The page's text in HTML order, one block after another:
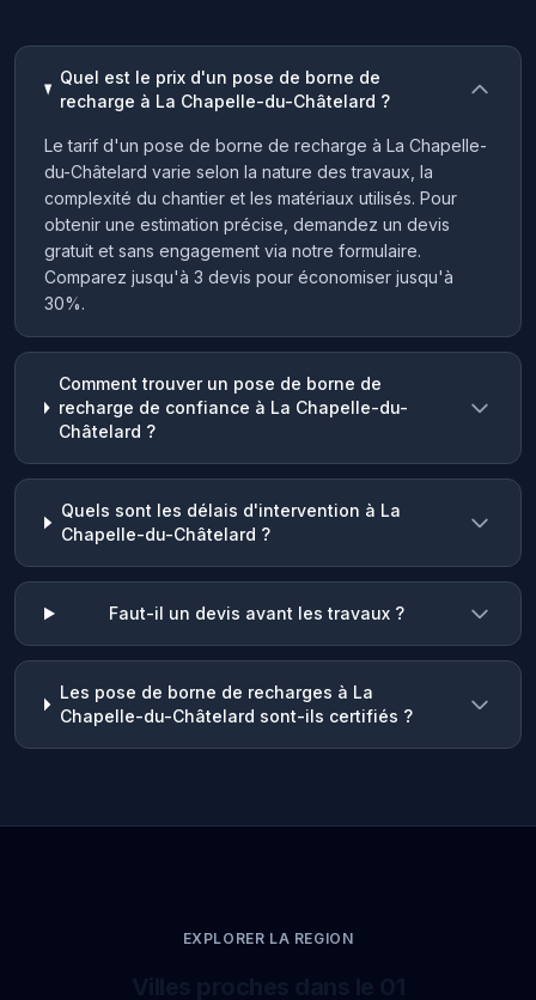
Quel est le prix d'un pose de borne de
recharge à La Chapelle-du-Châtelard ?
Le tarif d'un pose de borne de recharge à La Chapelle-
du-Châtelard varie selon la nature des travaux, la
complexité du chantier et les matériaux utilisés. Pour
obtenir une estimation précise, demandez un devis
gratuit et sans engagement via notre formulaire.
Comparez jusqu'à 3 devis pour économiser jusqu'à
30%.
Comment trouver un pose de borne de
recharge de confiance à La Chapelle-du-
Châtelard ?
Quels sont les délais d'intervention à La
Chapelle-du-Châtelard ?
Faut-il un devis avant les travaux ?
Les pose de borne de recharges à La
Chapelle-du-Châtelard sont-ils certifiés ?
EXPLORER LA REGION